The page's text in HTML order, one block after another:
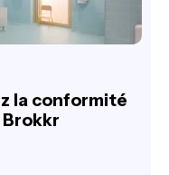
la conformité